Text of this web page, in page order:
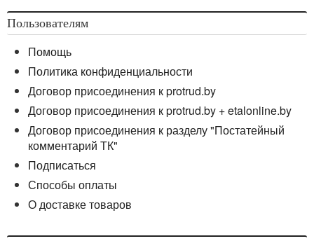
Пользователям
Помощь
Политика конфиденциальности
Договор присоединения к protrud.by
Договор присоединения к protrud.by + etalonline.by
Договор присоединения к разделу "Постатейный
комментарий ТК"
Подписаться
Способы оплаты
О доставке товаров